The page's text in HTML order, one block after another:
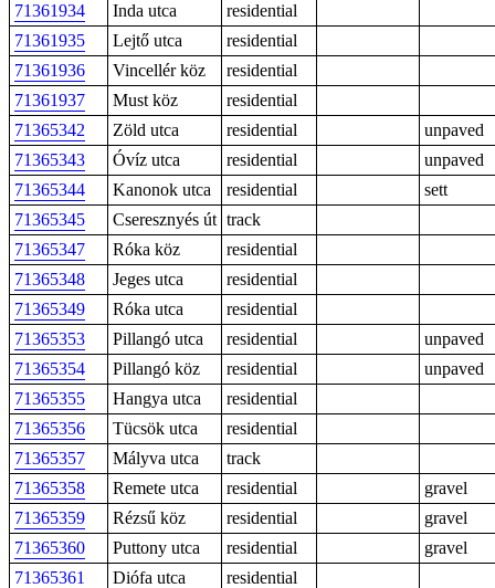
71361934
Inda utca
residential
71361935
Lejtő utca
residential
71361936
Vincellér köz
residential
71361937
Must köz
residential
71365342
Zöld utca residential
unpaved
71365343
Óvíz utca residential
unpaved
71365344
Kanonok utca residential
sett
71365345
Cseresznyés út track
71365347
Róka köz
residential
71365348
Jeges utca
residential
71365349
Róka utca
residential
71365353
Pillangó utca residential
unpaved
71365354
Pillangó köz residential
unpaved
71365355
Hangya utca
residential
71365356
Tücsök utca
residential
71365357
Mályva utca
track
71365358
Remete utca residential
gravel
71365359
Rézsű köz residential
gravel
71365360
Puttony utca residential
gravel
71365361
Diófa utca
residential